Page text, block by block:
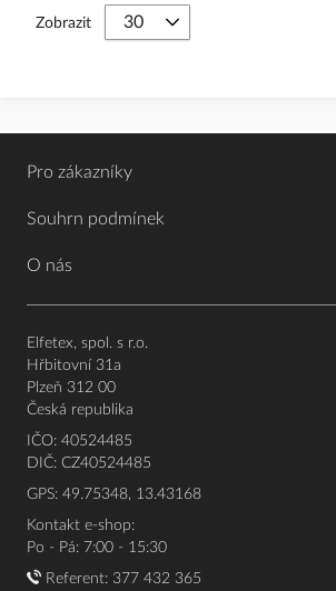
Zobrazit
Pro zákazníky
Souhrn podmínek
O nás
Elfetex, spol. s r.o.
Hřbitovní 31a
Plzeň 312 00
Česká republika
IČO: 40524485
DIČ: CZ40524485
GPS: 49.75348, 13.43168
Kontakt e-shop:
Po - Pá: 7:00 - 15:30
Referent: 377 432 365